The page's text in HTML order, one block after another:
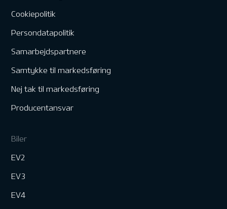
Cookiepolitik
Persondatapolitik
Samarbejdspartnere
Samtykke til markedsføring
Nej tak til markedsføring
Producentansvar
Biler
EV2
EV3
EV4